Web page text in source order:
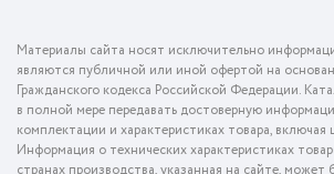
Материалы сайта носят исключительно
являются публичной или иной офертой на
Гражданского кодекса Российской Федерации.
в полной мере передавать достоверную
комплектации и характеристиках товара,
Информация о технических характеристиках
странах производства, указанная на сайте, может